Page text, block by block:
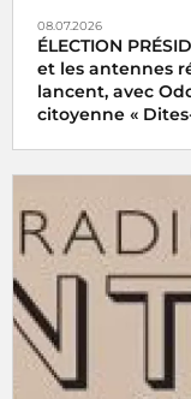
08.07.2026
ÉLECTION
et les antennes
lancent, avec
citoyenne «